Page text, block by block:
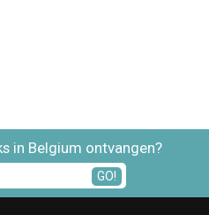
in Belgium ontvangen?
GO!